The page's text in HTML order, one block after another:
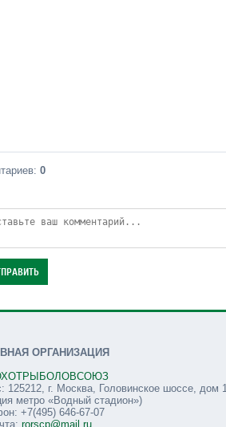
: 0
ОРГАНИЗАЦИЯ
125212, г. Москва, Головинское шоссе, дом 1
метро «Водный стадион»)
+7(495) 646-67-07
rorscp@mail.ru